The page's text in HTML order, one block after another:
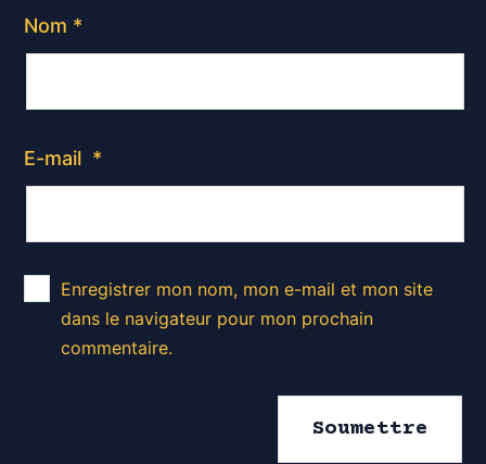
Nom *
E-mail *
Enregistrer mon nom, mon e-mail et mon site
dans le navigateur pour mon prochain
commentaire.